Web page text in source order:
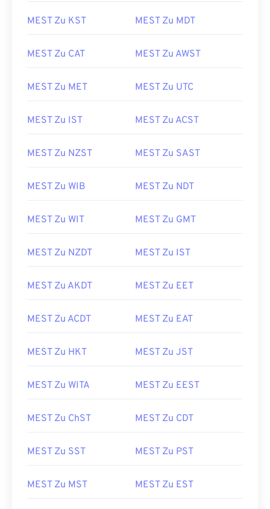
MEST Zu KST MEST Zu MDT
MEST Zu CAT MEST Zu AWST
MEST Zu MET MEST Zu UTC
MEST Zu IST MEST Zu ACST
MEST Zu NZST MEST Zu SAST
MEST Zu WIB MEST Zu NDT
MEST Zu WIT MEST Zu GMT
MEST Zu NZDT MEST Zu IST
MEST Zu AKDT MEST Zu EET
MEST Zu ACDT MEST Zu EAT
MEST Zu HKT MEST Zu JST
MEST Zu WITA MEST Zu EEST
MEST Zu ChST MEST Zu CDT
MEST Zu SST MEST Zu PST
MEST Zu MST MEST Zu EST